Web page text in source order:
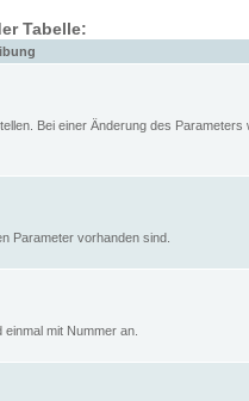
Tabelle:
Bei einer Änderung des Parameters
Parameter vorhanden sind.
mit Nummer an.